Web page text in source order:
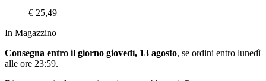
€ 25,49
In Magazzino
Consegna entro il giorno giovedì, 13 agosto, se ordini entro lunedì
alle ore 23:59.